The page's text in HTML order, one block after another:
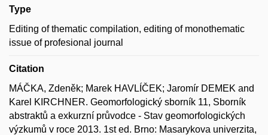
Type
Editing of thematic compilation, editing of monothematic
issue of profesional journal
Citation
MÁČKA, Zdeněk; Marek HAVLÍČEK; Jaromír DEMEK and
Karel KIRCHNER. Geomorfologický sborník 11, Sborník
abstraktů a exkurzní průvodce - Stav geomorfologických
výzkumů v roce 2013. 1st ed. Brno: Masarykova univerzita,